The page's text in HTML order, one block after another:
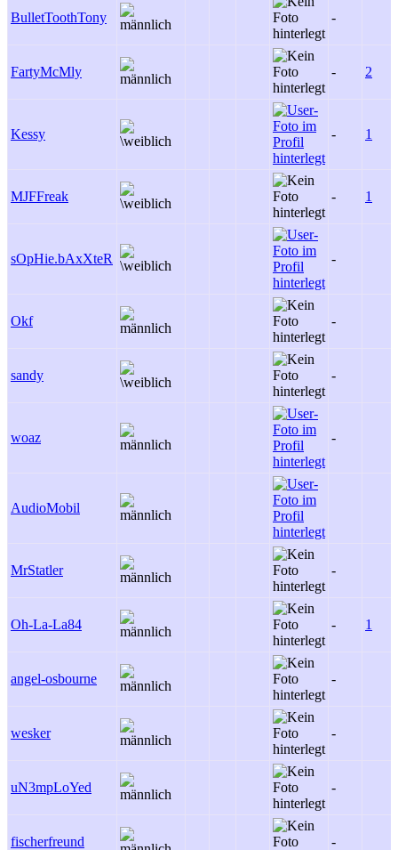
BulletToothTony -
FartyMcMly - 2
Kessy - 1
MJFFreak - 1
sOpHie.bAxXteR -
Okf -
sandy -
woaz -
AudioMobil
MrStatler -
Oh-La-La84 - 1
angel-osbourne -
wesker -
uN3mpLoYed -
fischerfreund -